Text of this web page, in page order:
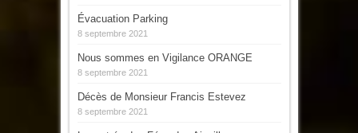
Évacuation Parking
8 septembre 2021
Nous sommes en Vigilance ORANGE
8 septembre 2021
Décès de Monsieur Francis Estevez
8 septembre 2021